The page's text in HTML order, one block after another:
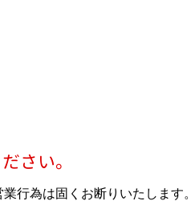
さい。
行為は固くお断りいたします。